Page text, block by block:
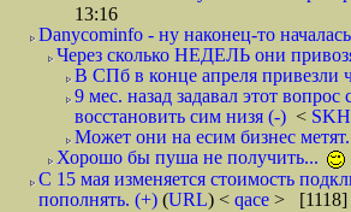
13:16
Danycominfo - ну наконец-то
Через сколько НЕДЕЛЬ они
В СПб в конце апреля привезли
9 мес. назад задавал этот
восстановить сим низя (-) < SKH
Может они на есим бизнес
Хорошо бы пуша не получить...
С 15 мая изменяется стоимость
пополнять. (+) (URL) < qace > [1118]